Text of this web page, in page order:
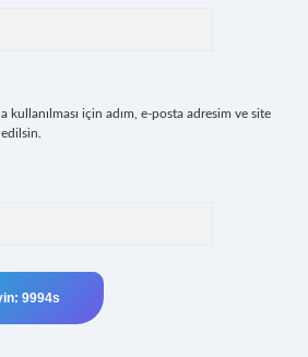
kullanılması için adım, e-posta adresim ve site